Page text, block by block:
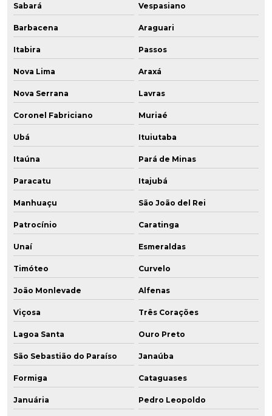
Sabará Vespasiano
Barbacena Araguari
Itabira Passos
Nova Lima Araxá
Nova Serrana Lavras
Coronel Fabriciano Muriaé
Ubá Ituiutaba
Itaúna Pará de Minas
Paracatu Itajubá
Manhuaçu São João del Rei
Patrocínio Caratinga
Unaí Esmeraldas
Timóteo Curvelo
João Monlevade Alfenas
Viçosa Três Corações
Lagoa Santa Ouro Preto
São Sebastião do Paraíso Janaúba
Formiga Cataguases
Januária Pedro Leopoldo